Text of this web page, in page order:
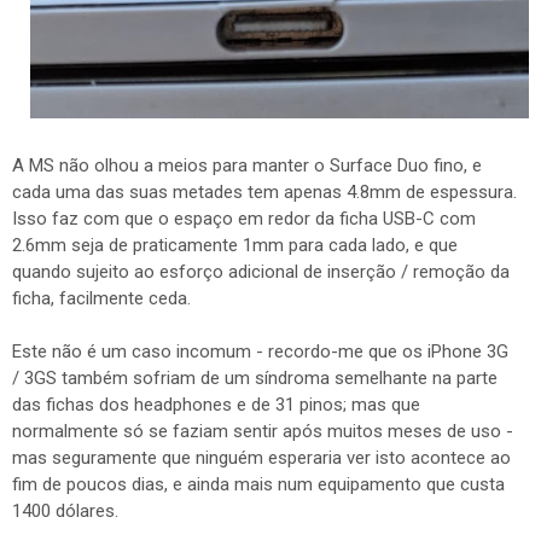
A MS não olhou a meios para manter o Surface Duo fino, e
cada uma das suas metades tem apenas 4.8mm de espessura.
Isso faz com que o espaço em redor da ficha USB-C com
2.6mm seja de praticamente 1mm para cada lado, e que
quando sujeito ao esforço adicional de inserção / remoção da
ficha, facilmente ceda.
Este não é um caso incomum - recordo-me que os iPhone 3G
/ 3GS também sofriam de um síndroma semelhante na parte
das fichas dos headphones e de 31 pinos; mas que
normalmente só se faziam sentir após muitos meses de uso -
mas seguramente que ninguém esperaria ver isto acontece ao
fim de poucos dias, e ainda mais num equipamento que custa
1400 dólares.